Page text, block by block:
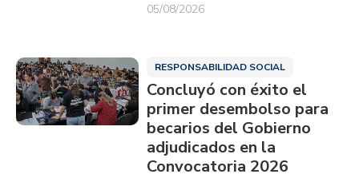
05/08/2026
RESPONSABILIDAD SOCIAL
Concluyó con éxito el
primer desembolso para
becarios del Gobierno
adjudicados en la
Convocatoria 2026